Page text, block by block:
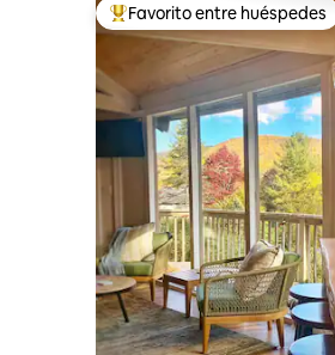
Favorito entre los
Favorito entre huéspedes